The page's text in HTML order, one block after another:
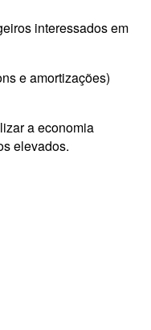
interessados em
e amortizações)
a economia
elevados.